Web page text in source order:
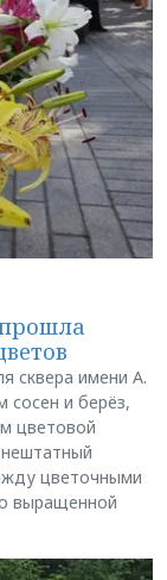
сквера имени А.
сосен и берёз,
цветовой
цветочными
выращенной